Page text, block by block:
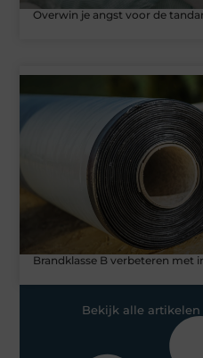
Overwin je angst voor de
Brandklasse B verbeteren met
Bekijk alle